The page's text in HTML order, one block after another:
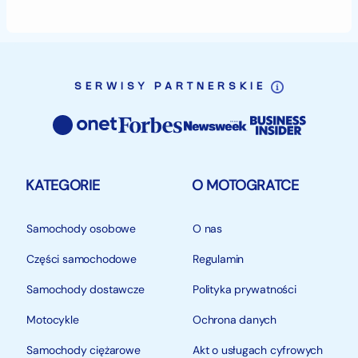
SERWISY PARTNERSKIE
KATEGORIE
Samochody osobowe
Części samochodowe
Samochody dostawcze
Motocykle
Samochody ciężarowe
O MOTOGRATCE
O nas
Regulamin
Polityka prywatności
Ochrona danych
Akt o usługach cyfrowych